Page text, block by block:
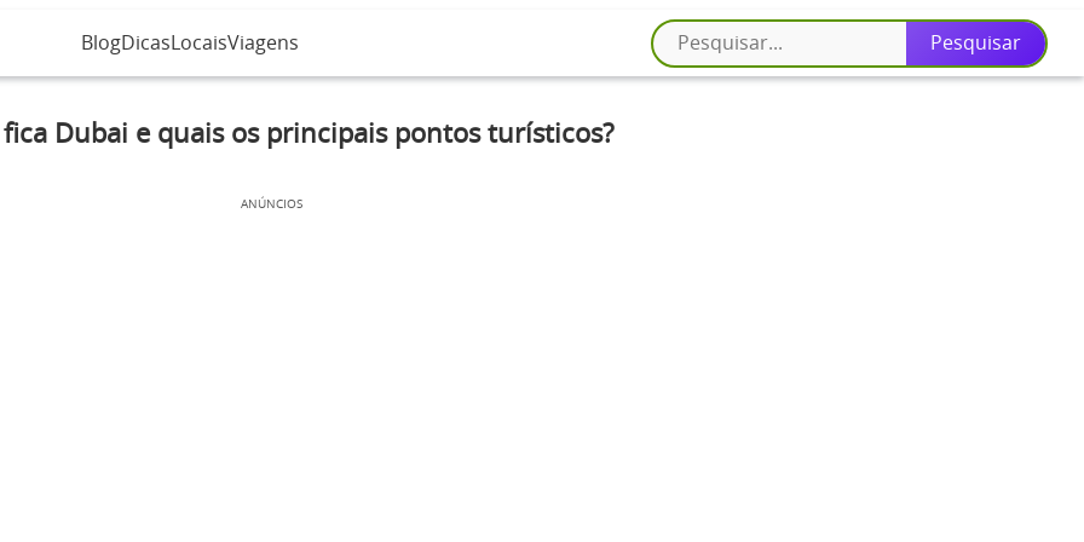
BlogDicas LocaisViagens
Dubai e quais os principais pontos turísticos?
ANÚNCIOS